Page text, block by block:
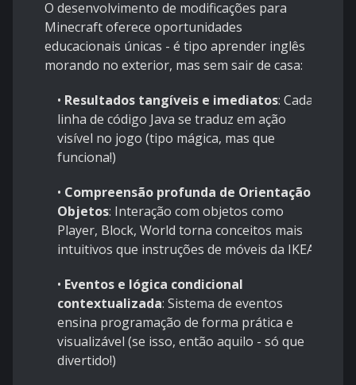
O desenvolvimento de modificações para
Minecraft oferece oportunidades
educacionais únicas - é tipo aprender inglês
morando no exterior, mas sem sair de casa:
• Resultados tangíveis e imediatos: Cada
linha de código Java se traduz em ação
visível no jogo (tipo mágica, mas que
funciona!)
• Compreensão profunda de Orientação a
Objetos: Interação com objetos como
Player, Block, World torna conceitos mais
intuitivos que instruções de móveis da IKEA
• Eventos e lógica condicional
contextualizada: Sistema de eventos
ensina programação de forma prática e
visualizável (se isso, então aquilo - só que
divertido!)